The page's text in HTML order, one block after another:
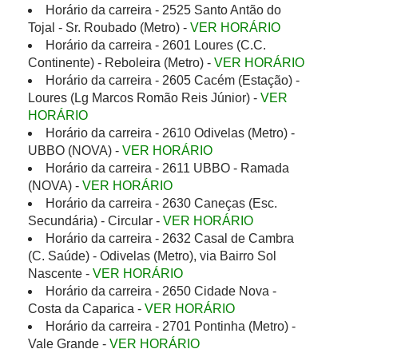
Horário da carreira - 2525 Santo Antão do
Tojal - Sr. Roubado (Metro) - VER HORÁRIO
Horário da carreira - 2601 Loures (C.C.
Continente) - Reboleira (Metro) - VER HORÁRIO
Horário da carreira - 2605 Cacém (Estação) -
Loures (Lg Marcos Romão Reis Júnior) - VER
HORÁRIO
Horário da carreira - 2610 Odivelas (Metro) -
UBBO (NOVA) - VER HORÁRIO
Horário da carreira - 2611 UBBO - Ramada
(NOVA) - VER HORÁRIO
Horário da carreira - 2630 Caneças (Esc.
Secundária) - Circular - VER HORÁRIO
Horário da carreira - 2632 Casal de Cambra
(C. Saúde) - Odivelas (Metro), via Bairro Sol
Nascente - VER HORÁRIO
Horário da carreira - 2650 Cidade Nova -
Costa da Caparica - VER HORÁRIO
Horário da carreira - 2701 Pontinha (Metro) -
Vale Grande - VER HORÁRIO